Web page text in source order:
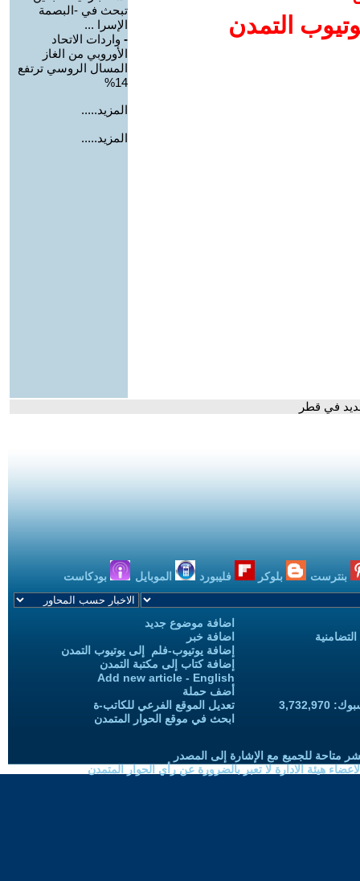
التمدن
تبحث في -البصمة
الإسرا ...
- واردات الاتحاد
الأوروبي من الغاز
المسال الروسي ترتفع
14%
المزيد.....
المزيد.....
في قطر
بنترست بلوكر فليبورد الموبايل بودكاست
اضافة موضوع جديد
اضافة خبر
إضافة يوتيوب-فلم إلى يوتيوب التمدن
إضافة كتاب إلى مكتبة التمدن
Add new article - English
أضف حملة
تعديل الموقع الفرعي للكاتب-ة
ابحث في موقع الحوار المتمدن
متاحة للجميع مع الإشارة إلى المصدر
هيئة الادارة لا تعبر بالضرورة عن رأي الحوار المتمدن